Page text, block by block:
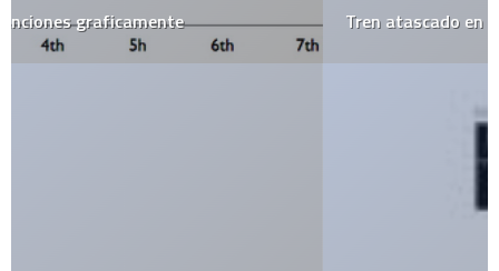
Tren atascado en la nieve